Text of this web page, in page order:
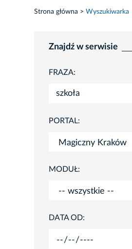
Strona główna Wyszukiwarka
Znajdź w serwisie
FRAZA:
PORTAL:
MODUŁ:
DATA OD: